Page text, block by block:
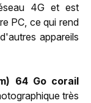
4G et est
PC, ce qui rend
appareils
64 Go corail
très